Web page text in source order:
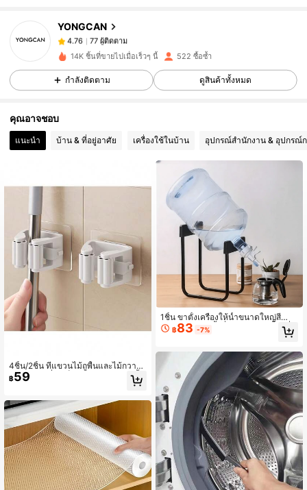
YONGCAN
4.76
77 ผู้ติดตาม
t***0จ่าย1 วันที่ผ่านมา
4.76
4.76 77 ผู้ติดตาม
14K ชิ้นที่ขายไปเมื่อเร็วๆ นี้ 522 ซื้อซ้ำ
กำลังติดตาม ดูสินค้าทั้งหมด
คุณอาจชอบ
แนะนำ บ้าน & ที่อยู่อาศัย เครื่องใช้ในบ้าน อุปกรณ์สำนักงาน & อุปกรณ์ก
4ชิ้น/2ชิ้น ที่แขวนไม้ถูพื้นและไม้กวาด
พลาสติก - ที่จัดเก็บไม้กวาดและไม้ถูพื้น
แบบมีกาวในตัวติดผนัง กล่องเก็บของติ
น้ำ สวน โรงรถ ของใช้ในครัว เครื่องครั
ว เครื่องมือในครัว
฿59
1ชิ้น ขาตั้งเครื่องให้น้ำขนาดใหญ่สีดำแ
ละขาว สำหรับน้ำดื่มแร่ธาตุ ขาตั้งเครื่อ
งทำน้ำเย็นบนโต๊ะสำหรับถังน้ำ กลับโรง
฿83 -7%